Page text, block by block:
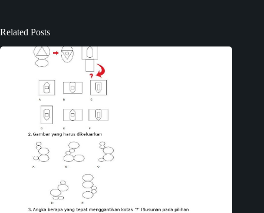
Related Posts